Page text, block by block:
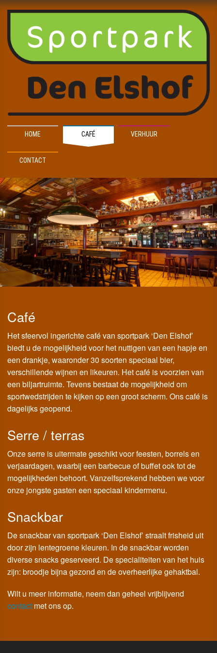
HOME CAFÉ VERHUUR
CONTACT
Café
Het sfeervol ingerichte café van sportpark ‘Den Elshof’
biedt u de mogelijkheid voor het nuttigen van een hapje en
een drankje, waaronder 30 soorten speciaal bier,
verschillende wijnen en likeuren. Het café is voorzien van
een biljartruimte. Tevens bestaat de mogelijkheid om
sportwedstrijden te kijken op een groot scherm. Ons café is
dagelijks geopend.
Serre / terras
Onze serre is uitermate geschikt voor feesten, borrels en
verjaardagen, waarbij een barbecue of buffet ook tot de
mogelijkheden behoort. Vanzelfsprekend hebben we voor
onze jongste gasten een speciaal kindermenu.
Snackbar
De snackbar van sportpark ‘Den Elshof’ straalt frisheid uit
door zijn lentegroene kleuren. In de snackbar worden
diverse snacks geserveerd. De specialiteiten van het huis
zijn: broodje bijna gezond en de overheerlijke gehaktbal.
Wilt u meer informatie, neem dan geheel vrijblijvend
contact met ons op.